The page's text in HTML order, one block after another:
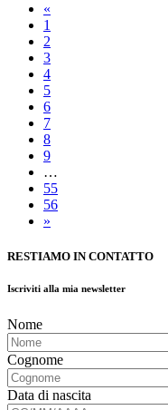
«
1
2
3
4
5
6
7
8
9
…
55
56
»
RESTIAMO IN CONTATTO
Iscriviti alla mia newsletter
Nome
Cognome
Data di nascita